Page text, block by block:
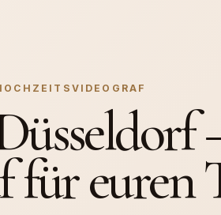
für euren